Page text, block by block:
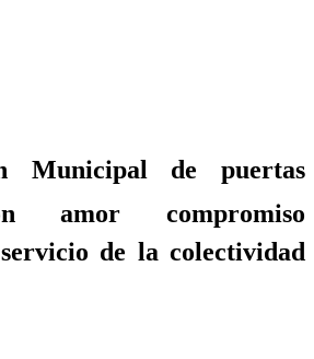
Municipal de puertas
amor compromiso
de la colectividad